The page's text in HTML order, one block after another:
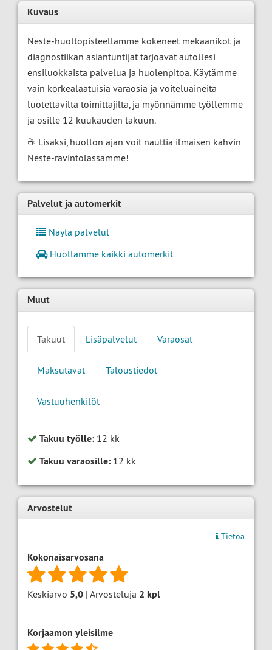
Kuvaus
Neste-huoltopisteellämme kokeneet mekaanikot ja
diagnostiikan asiantuntijat tarjoavat autollesi
ensiluokkaista palvelua ja huolenpitoa. Käytämme
vain korkealaatuisia varaosia ja voiteluaineita
luotettavilta toimittajilta, ja myönnämme työllemme
ja osille 12 kuukauden takuun.
☕ Lisäksi, huollon ajan voit nauttia ilmaisen kahvin
Neste-ravintolassamme!
Palvelut ja automerkit
Näytä palvelut
Huollamme kaikki automerkit
Muut
Takuut Lisäpalvelut Varaosat
Maksutavat Taloustiedot
Vastuuhenkilöt
Takuu työlle: 12 kk
Takuu varaosille: 12 kk
Arvostelut
Tietoa
Kokonaisarvosana
Keskiarvo 5,0 | Arvosteluja 2 kpl
Korjaamon yleisilme